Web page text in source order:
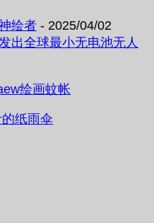
绘者 - 2025/04/02
出全球最小无电池无人
绘画蚊帐
纸雨伞